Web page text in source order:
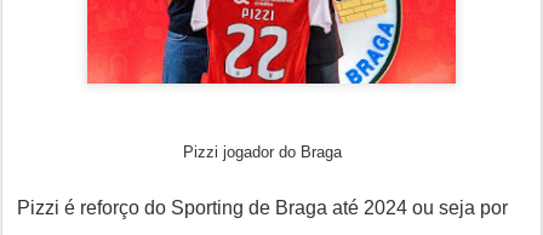
Pizzi jogador do Braga
Pizzi é reforço do Sporting de Braga até 2024 ou seja por